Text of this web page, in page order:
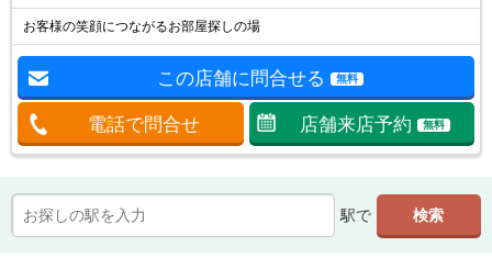
お客様の笑顔につながるお部屋探しの場
この店舗に問合せる 無料
電話で問合せ 店舗来店予約 無料
駅で